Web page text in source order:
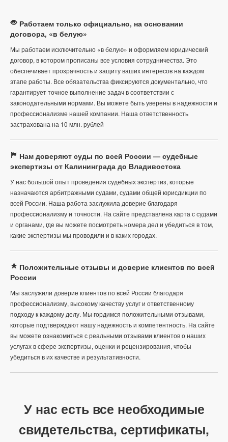
Работаем только официально, на основании
договора, «в белую»
Мы работаем исключительно «в белую» и оформляем юридический
договор, в котором прописаны все условия сотрудничества. Это
обеспечивает прозрачность и защиту ваших интересов на каждом
этапе работы. Все обязательства фиксируются документально, что
гарантирует точное выполнение задач в соответствии с
законодательными нормами. Вы можете быть уверены в надежности и
профессионализме нашей компании. Наша ответственность
застрахована на 10 млн. рублей
Нам доверяют суды по всей России — судебные
экспертизы от Калининграда до Владивостока
У нас большой опыт проведения судебных экспертиз, которые
назначаются арбитражными судами, судами общей юрисдикции по
всей России. Наша работа заслужила доверие благодаря
профессионализму и точности. На сайте представлена карта с судами
и органами, где вы можете посмотреть номера дел и убедиться в том,
какие экспертизы мы проводили и в каких городах.
Положительные отзывы и доверие клиентов по всей
России
Мы заслужили доверие клиентов по всей России благодаря
профессионализму, высокому качеству услуг и ответственному
подходу к каждому делу. Мы гордимся положительными отзывами,
которые подтверждают нашу надежность и компетентность. На сайте
вы можете ознакомиться с реальными отзывами клиентов о наших
услугах в сфере экспертизы, оценки и рецензирования, чтобы
убедиться в их качестве и результативности.
У нас есть все необходимые
свидетельства, сертификаты,